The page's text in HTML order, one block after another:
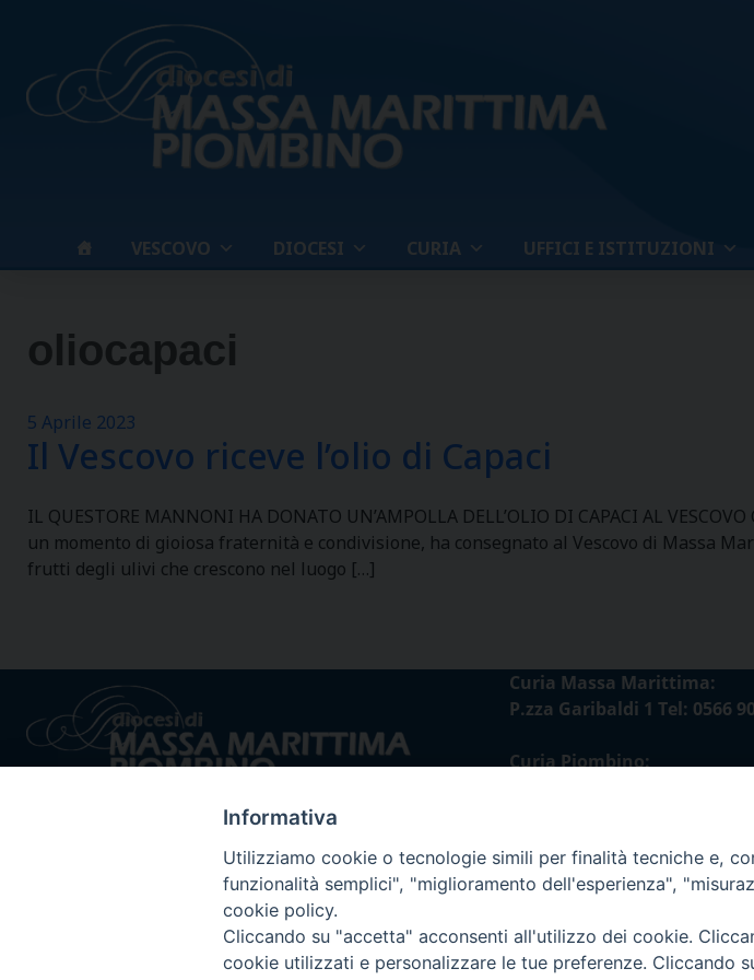
VESCOVO DIOCESI CURIA UFFICI E ISTITUZIONI
oliocapaci
5 Aprile 2023
Il Vescovo riceve l’olio di Capaci
IL QUESTORE MANNONI HA DONATO UN’AMPOLLA DELL’OLIO DI CAPACI AL
un momento di gioiosa fraternità e condivisione, ha consegnato al Vescovo di Massa
frutti degli ulivi che crescono nel luogo […]
Curia Massa Marittima:
P.zza Garibaldi 1 Tel: 0566
Curia Piombino:
Privacy policy - trasparenza © 2024 Diocesi di Massa Marittima -
Informativa
Utilizziamo cookie o tecnologie simili per finalità tecniche e,
funzionalità semplici", "miglioramento dell'esperienza",
cookie policy.
Cliccando su "accetta" acconsenti all'utilizzo dei cookie.
cookie utilizzati e personalizzare le tue preferenze. Cliccando